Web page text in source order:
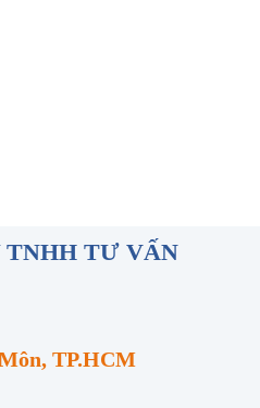
TNHH TƯ VẤN
TP.HCM